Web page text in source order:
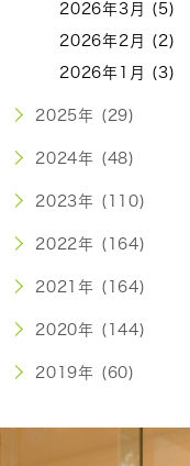
2026年3月 (5)
2026年2月 (2)
2026年1月 (3)
2025年 (29)
2024年 (48)
2023年 (110)
2022年 (164)
2021年 (164)
2020年 (144)
2019年 (60)